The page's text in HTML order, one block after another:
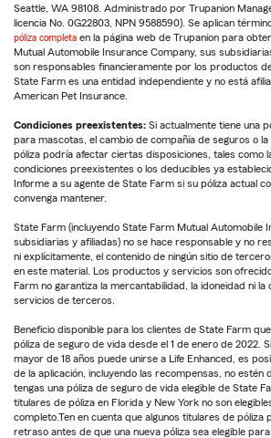
Seattle, WA 98108. Administrado por Trupanion
licencia No. 0G22803, NPN 9588590). Se aplican
póliza completa en la página web de Trupanion para
Mutual Automobile Insurance Company, sus
son responsables financieramente por los productos
State Farm es una entidad independiente y no está
American Pet Insurance.
Condiciones preexistentes: Si actualmente tiene una
para mascotas, el cambio de compañía de seguros o
póliza podría afectar ciertas disposiciones, tales como
condiciones preexistentes o los deducibles ya
Informe a su agente de State Farm si su póliza actual
convenga mantener.
State Farm (incluyendo State Farm Mutual Automobile
subsidiarias y afiliadas) no se hace responsable y no
ni explícitamente, el contenido de ningún sitio de
en este material. Los productos y servicios son
Farm no garantiza la mercantabilidad, la idoneidad ni
servicios de terceros.
Beneficio disponible para los clientes de State Farm
póliza de seguro de vida desde el 1 de enero de 2022.
mayor de 18 años puede unirse a Life Enhanced, es
de la aplicación, incluyendo las recompensas, no estén
tengas una póliza de seguro de vida elegible de State
titulares de póliza en Florida y New York no son
completo.Ten en cuenta que algunos titulares de póliza
retraso antes de que una nueva póliza sea elegible